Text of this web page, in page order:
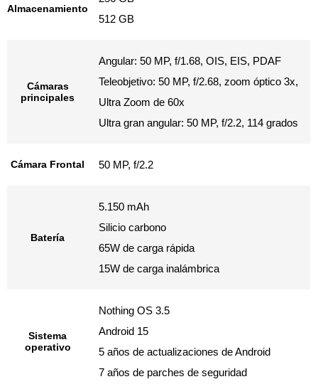
Almacenamiento
512 GB
Cámaras
principales
Angular: 50 MP, f/1.68, OIS, EIS, PDAF
Teleobjetivo: 50 MP, f/2.68, zoom óptico 3x,
Ultra Zoom de 60x
Ultra gran angular: 50 MP, f/2.2, 114 grados
Cámara Frontal 50 MP, f/2.2
Batería
5.150 mAh
Silicio carbono
65W de carga rápida
15W de carga inalámbrica
Sistema
operativo
Nothing OS 3.5
Android 15
5 años de actualizaciones de Android
7 años de parches de seguridad